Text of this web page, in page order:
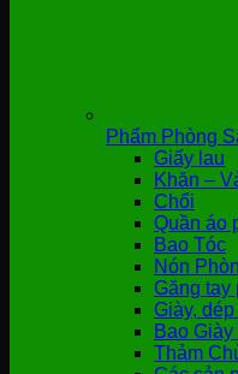
Phẩm Phòng
Giấy lau
Khăn –
Chổi
Quần áo
Bao Tóc
Nón
Găng tay
Giày,
Bao
Thảm